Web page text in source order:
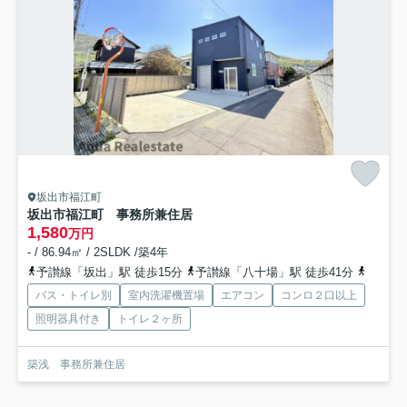
坂出市福江町
坂出市福江町 事務所兼住居
1,580万円
- / 86.94㎡ / 2SLDK /築4年
予讃線「坂出」駅 徒歩15分
予讃線「八十場」駅 徒歩41分
バス・トイレ別 室内洗濯機置場 エアコン
コンロ２口以上
照明器具付き
トイレ２ヶ所
築浅 事務所兼住居